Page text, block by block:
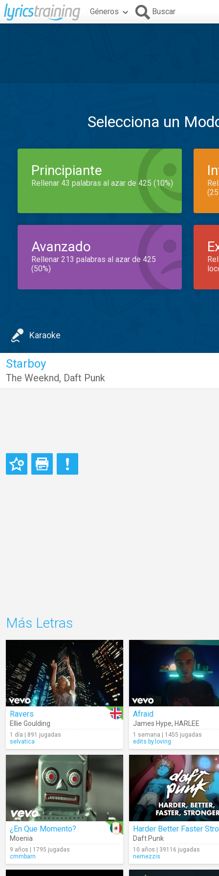
Géneros Buscar
Selecciona un
Principiante
Rellenar 43 palabras al azar de 425 (10%)
Avanzado
Rellenar 213 palabras al azar de 425
(50%)
Karaoke
Starboy
The Weeknd, Daft Punk
Más Letras
Ravers
Ellie Goulding
1 día | 891 jugadas
selvatica
Afraid
James Hype, HARLEE
1 semana | 1455 jugadas
edits.by.loving
¿En Que Momento?
Moenia
9 años | 1795 jugadas
cmmbarn
Daft Punk
10 años | 39116 jugadas
nemezzis